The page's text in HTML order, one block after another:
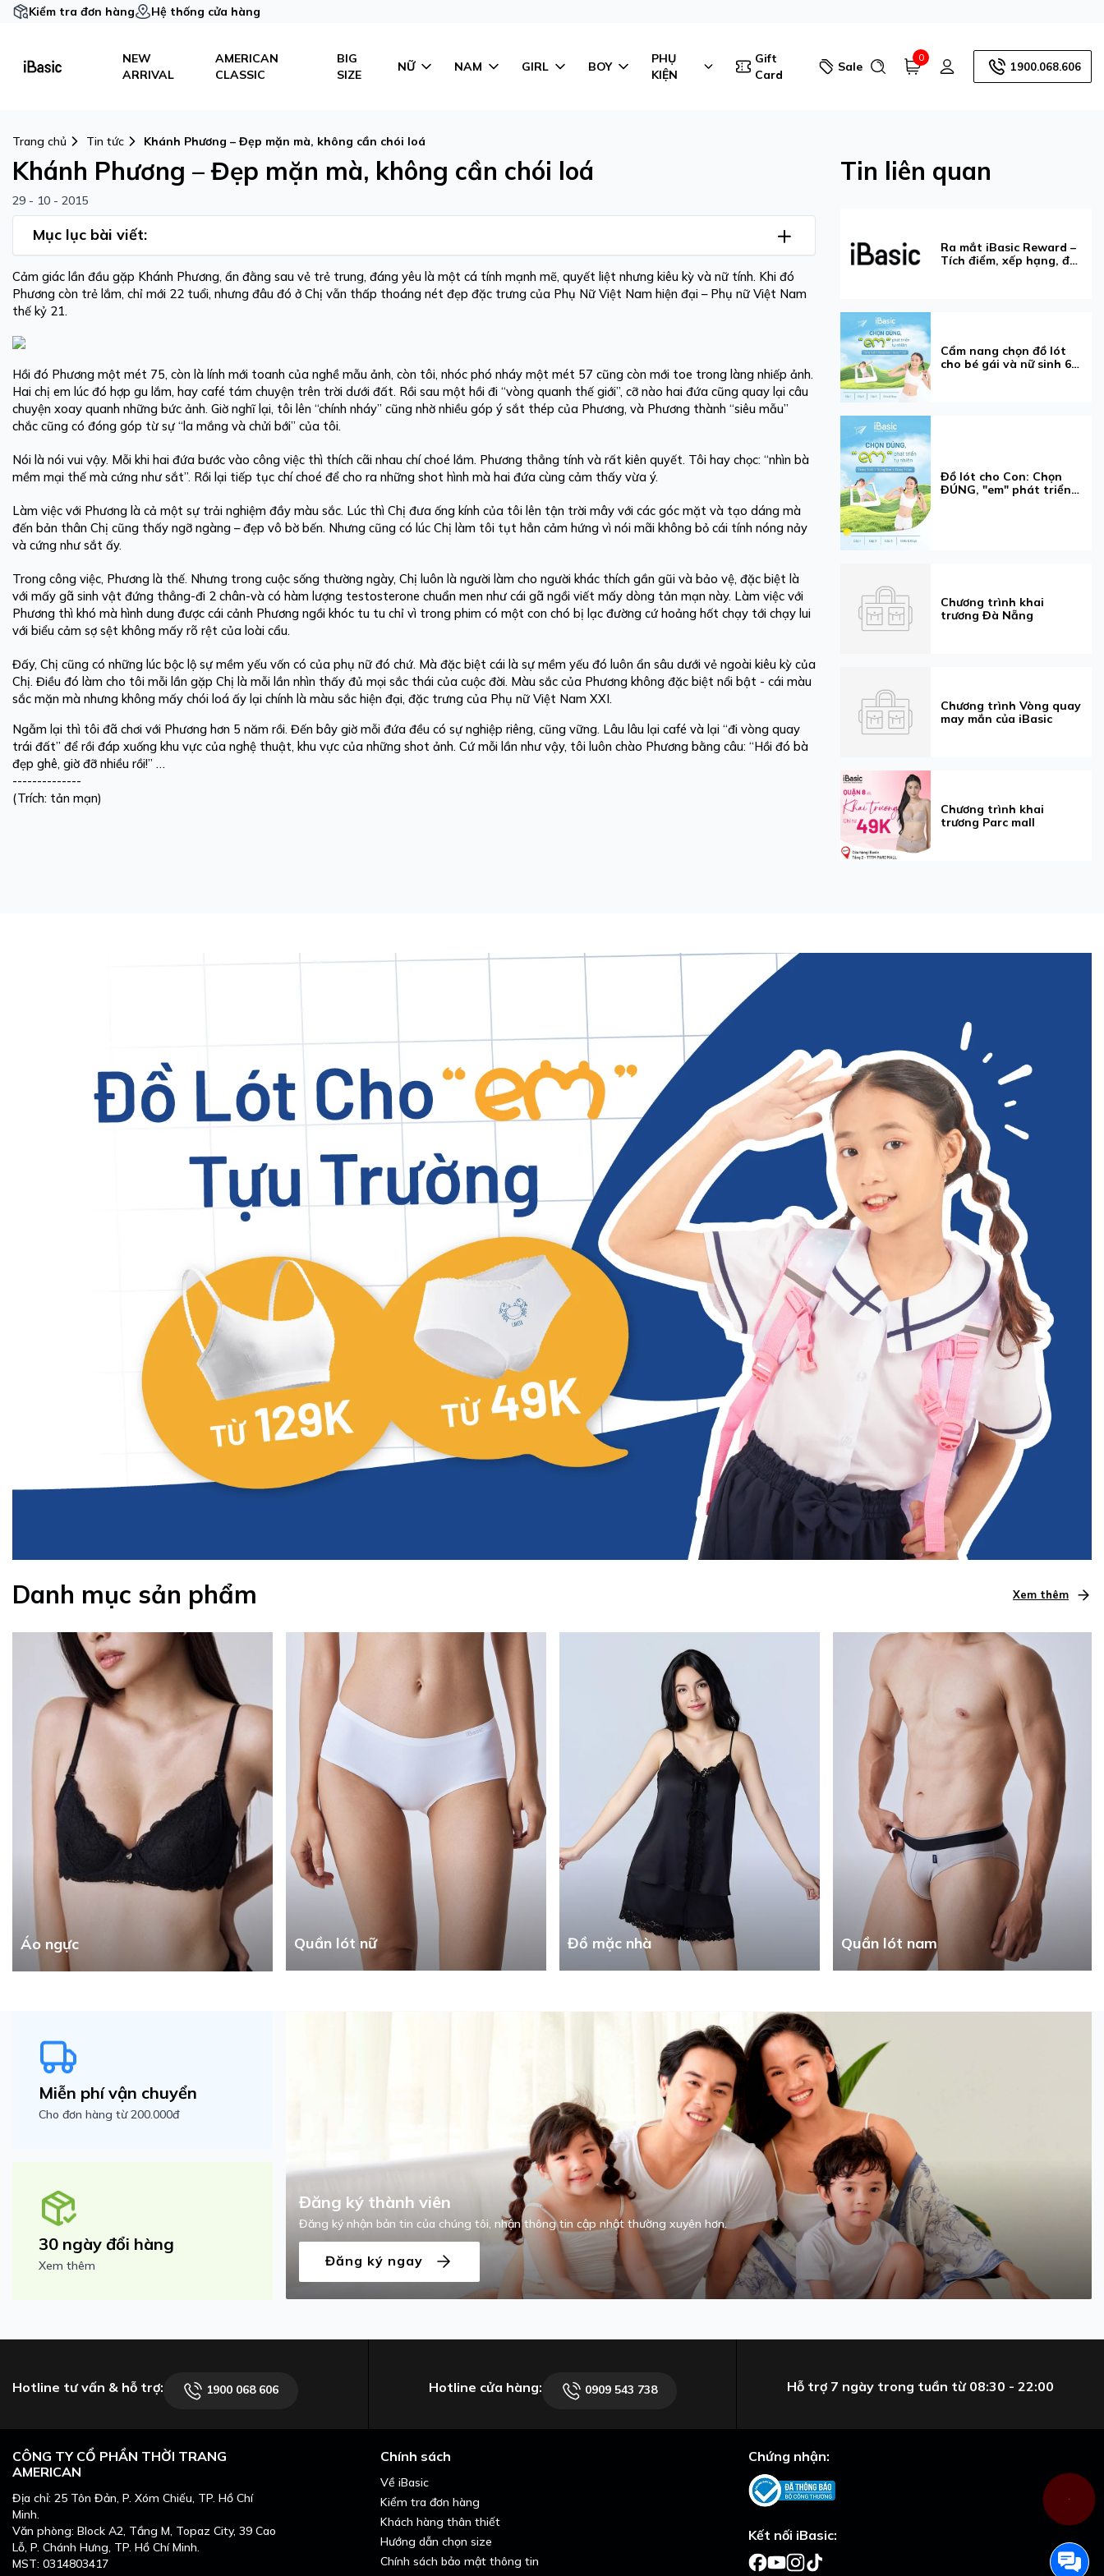
Kiểm tra đơn hàng Hệ thống cửa hàng
NEW
ARRIVAL
AMERICAN
CLASSIC
BIG
SIZE
NỮ NAM GIRL BOY
PHỤ
KIỆN
Gift
Card
Sale
0
1900.068.606
Trang chủ Tin tức Khánh Phương – Đẹp mặn mà, không cần chói loá
Khánh Phương – Đẹp mặn mà, không cần chói loá
29 - 10 - 2015
Mục lục bài viết:
Cảm giác lần đầu gặp Khánh Phương, ẩn đằng sau vẻ trẻ trung, đáng yêu là một cá tính mạnh mẽ, quyết liệt nhưng kiêu kỳ và nữ tính. Khi đó
Phương còn trẻ lắm, chỉ mới 22 tuổi, nhưng đâu đó ở Chị vẫn thấp thoáng nét đẹp đặc trưng của Phụ Nữ Việt Nam hiện đại – Phụ nữ Việt Nam
thế kỷ 21.
Hồi đó Phương một mét 75, còn là lính mới toanh của nghề mẫu ảnh, còn tôi, nhóc phó nháy một mét 57 cũng còn mới toe trong làng nhiếp ảnh.
Hai chị em lúc đó hợp gu lắm, hay café tám chuyện trên trời dưới đất. Rồi sau một hồi đi “vòng quanh thế giới”, cỡ nào hai đứa cũng quay lại câu
chuyện xoay quanh những bức ảnh. Giờ nghĩ lại, tôi lên “chính nháy” cũng nhờ nhiều góp ý sắt thép của Phương, và Phương thành “siêu mẫu”
chắc cũng có đóng góp từ sự “la mắng và chửi bới” của tôi.
Nói là nói vui vậy. Mỗi khi hai đứa bước vào công việc thì thích cãi nhau chí choé lắm. Phương thẳng tính và rất kiên quyết. Tôi hay chọc: “nhìn bà
mềm mại thế mà cứng như sắt”. Rồi lại tiếp tục chí choé để cho ra những shot hình mà hai đứa cùng cảm thấy vừa ý.
Làm việc với Phương là cả một sự trải nghiệm đầy màu sắc. Lúc thì Chị đưa ống kính của tôi lên tận trời mây với các góc mặt và tạo dáng mà
đến bản thân Chị cũng thấy ngỡ ngàng – đẹp vô bờ bến. Nhưng cũng có lúc Chị làm tôi tụt hẳn cảm hứng vì nói mãi không bỏ cái tính nóng nảy
và cứng như sắt ấy.
Trong công việc, Phương là thế. Nhưng trong cuộc sống thường ngày, Chị luôn là người làm cho người khác thích gần gũi và bảo vệ, đặc biệt là
với mấy gã sinh vật đứng thẳng-đi 2 chân-và có hàm lượng testosterone chuẩn men như cái gã ngồi viết mấy dòng tản mạn này. Làm việc với
Phương thì khó mà hình dung được cái cảnh Phương ngồi khóc tu tu chỉ vì trong phim có một con chó bị lạc đường cứ hoảng hốt chạy tới chạy lui
với biểu cảm sợ sệt không mấy rõ rệt của loài cẩu.
Đấy, Chị cũng có những lúc bộc lộ sự mềm yếu vốn có của phụ nữ đó chứ. Mà đặc biệt cái là sự mềm yếu đó luôn ẩn sâu dưới vẻ ngoài kiêu kỳ của
Chị. Điều đó làm cho tôi mỗi lần gặp Chị là mỗi lần nhìn thấy đủ mọi sắc thái của cuộc đời. Màu sắc của Phương không đặc biệt nổi bật - cái màu
sắc mặn mà nhưng không mấy chói loá ấy lại chính là màu sắc hiện đại, đặc trưng của Phụ nữ Việt Nam XXI.
Ngẫm lại thì tôi đã chơi với Phương hơn 5 năm rồi. Đến bây giờ mỗi đứa đều có sự nghiệp riêng, cũng vững. Lâu lâu lại café và lại “đi vòng quay
trái đất” để rồi đáp xuống khu vực của nghệ thuật, khu vực của những shot ảnh. Cứ mỗi lần như vậy, tôi luôn chào Phương bằng câu: “Hồi đó bà
đẹp ghê, giờ đỡ nhiều rồi!” …
--------------
(Trích: tản mạn)
Tin liên quan
Ra mắt iBasic Reward –
Tích điểm, xếp hạng, đổi
Cẩm nang chọn đồ lót
cho bé gái và nữ sinh 6–
Đồ lót cho Con: Chọn
ĐÚNG, "em" phát triển
Chương trình khai
trương Đà Nẵng
Chương trình Vòng quay
may mắn của iBasic
Chương trình khai
trương Parc mall
Danh mục sản phẩm Xem thêm
Áo ngực Quần lót nữ Đồ mặc nhà Quần lót nam
Miễn phí vận chuyển
Cho đơn hàng từ 200.000đ
30 ngày đổi hàng
Xem thêm
Đăng ký thành viên
Đăng ký nhận bản tin của chúng tôi, nhận thông tin cập nhật thường xuyên hơn.
Đăng ký ngay
Hotline tư vấn & hỗ trợ: 1900 068 606 Hotline cửa hàng: 0909 543 738 Hỗ trợ 7 ngày trong tuần từ 08:30 - 22:00
CÔNG TY CỔ PHẦN THỜI TRANG
AMERICAN
Địa chỉ: 25 Tôn Đản, P. Xóm Chiếu, TP. Hồ Chí
Minh.
Văn phòng: Block A2, Tầng M, Topaz City, 39 Cao
Lỗ, P. Chánh Hưng, TP. Hồ Chí Minh.
MST: 0314803417
Chính sách
Về iBasic
Kiểm tra đơn hàng
Khách hàng thân thiết
Hướng dẫn chọn size
Chính sách bảo mật thông tin
Chứng nhận:
Kết nối iBasic: